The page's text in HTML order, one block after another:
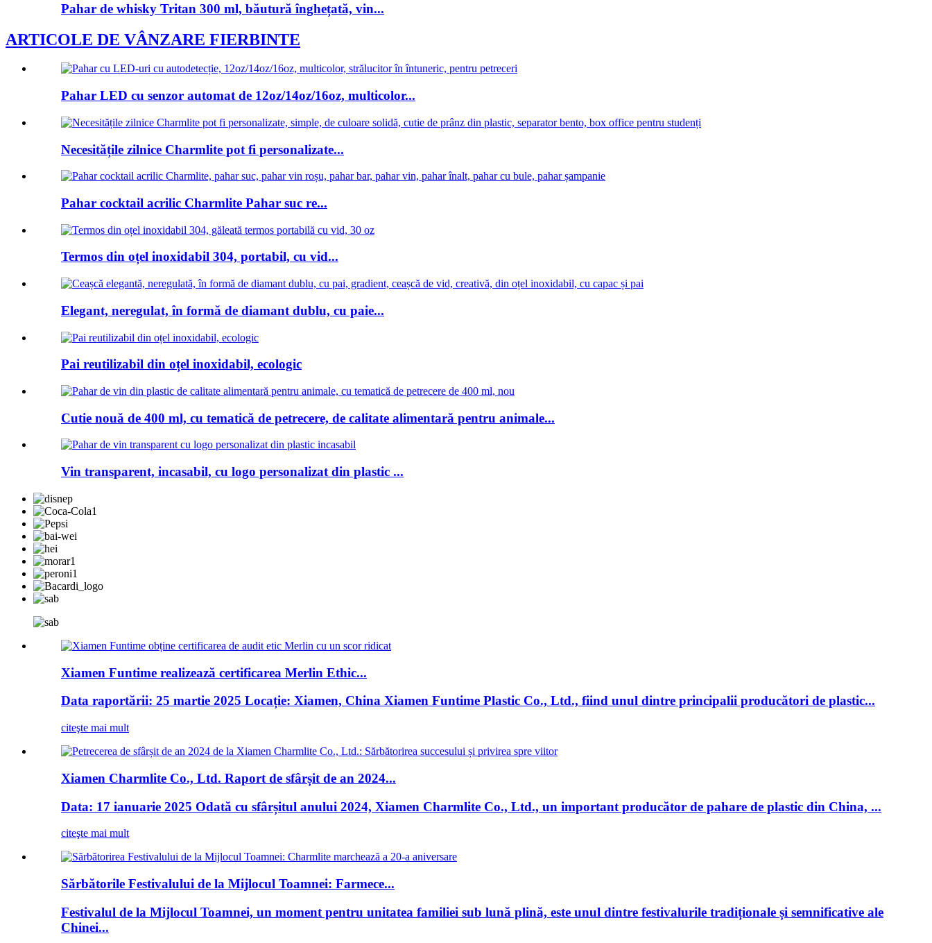
Pahar de whisky Tritan 300 ml, băutură înghețată, vin...
ARTICOLE DE VÂNZARE FIERBINTE
Pahar LED cu senzor automat de 12oz/14oz/16oz, multicolor...
Necesitățile zilnice Charmlite pot fi personalizate...
Pahar cocktail acrilic Charmlite Pahar suc re...
Termos din oțel inoxidabil 304, portabil, cu vid...
Elegant, neregulat, în formă de diamant dublu, cu paie...
Pai reutilizabil din oțel inoxidabil, ecologic
Cutie nouă de 400 ml, cu tematică de petrecere, de calitate alimentară pentru animale...
Vin transparent, incasabil, cu logo personalizat din plastic ...
Xiamen Funtime realizează certificarea Merlin Ethic...
Data raportării: 25 martie 2025 Locație: Xiamen, China Xiamen Funtime Plastic Co., Ltd., fiind unul dintre principalii producători de plastic...
citeşte mai mult
Xiamen Charmlite Co., Ltd. Raport de sfârșit de an 2024...
Data: 17 ianuarie 2025 Odată cu sfârșitul anului 2024, Xiamen Charmlite Co., Ltd., un important producător de pahare de plastic din China, ...
citeşte mai mult
Sărbătorile Festivalului de la Mijlocul Toamnei: Farmece...
Festivalul de la Mijlocul Toamnei, un moment pentru unitatea familiei sub lună plină, este unul dintre festivalurile tradiționale și semnificative ale
Chinei...